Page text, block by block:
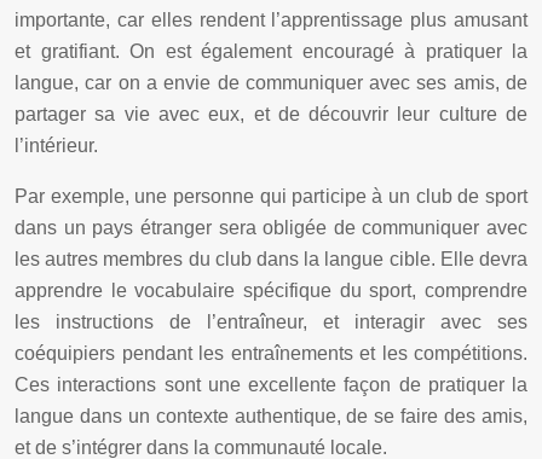
importante, car elles rendent l’apprentissage plus amusant
et gratifiant. On est également encouragé à pratiquer la
langue, car on a envie de communiquer avec ses amis, de
partager sa vie avec eux, et de découvrir leur culture de
l’intérieur.
Par exemple, une personne qui participe à un club de sport
dans un pays étranger sera obligée de communiquer avec
les autres membres du club dans la langue cible. Elle devra
apprendre le vocabulaire spécifique du sport, comprendre
les instructions de l’entraîneur, et interagir avec ses
coéquipiers pendant les entraînements et les compétitions.
Ces interactions sont une excellente façon de pratiquer la
langue dans un contexte authentique, de se faire des amis,
et de s’intégrer dans la communauté locale.